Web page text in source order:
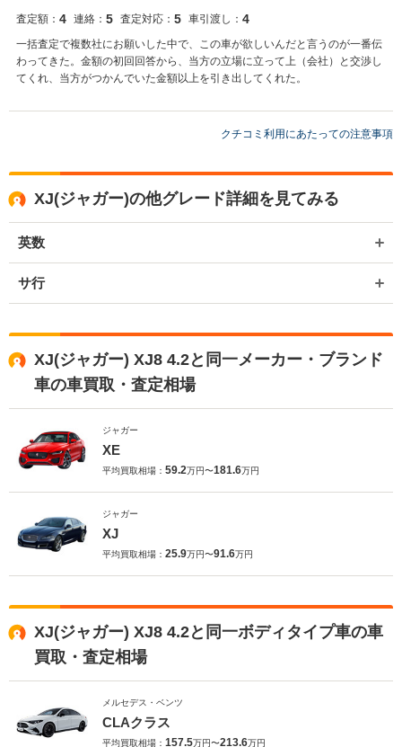
査定額： 4 連絡： 5 査定対応： 5 車引渡し： 4
一括査定で複数社にお願いした中で、この車が欲しいんだと言うのが一番伝
わってきた。金額の初回回答から、当方の立場に立って上（会社）と交渉し
てくれ、当方がつかんでいた金額以上を引き出してくれた。
クチコミ利用にあたっての注意事項
XJ(ジャガー)の他グレード詳細を見てみる
英数
サ行
XJ(ジャガー) XJ8 4.2と同一メーカー・ブランド
車の車買取・査定相場
ジャガー
XE
平均買取相場： 59.2万円〜181.6万円
ジャガー
XJ
平均買取相場： 25.9万円〜91.6万円
XJ(ジャガー) XJ8 4.2と同一ボディタイプ車の車
買取・査定相場
メルセデス・ベンツ
CLAクラス
平均買取相場： 157.5万円〜213.6万円